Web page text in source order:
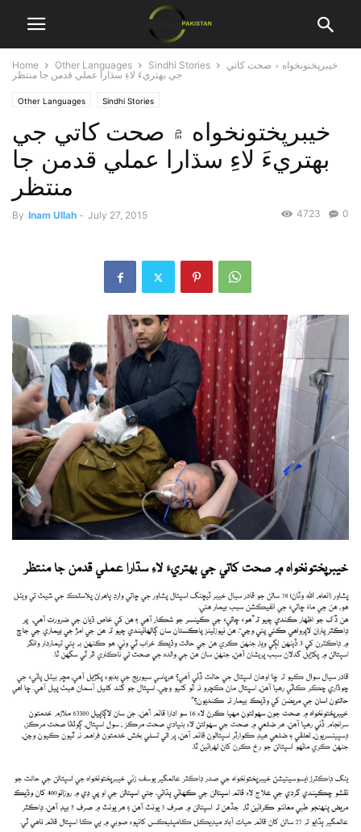
Home Other Languages Sindhi Stories
خيبرپختونخواه ۾ صحت کاتي
جي بهتريءَ لاءِ سڌارا عملي قدمن جا منتظر
Other Languages Sindhi Stories
خيبرپختونخواه ۾ صحت کاتي جي
بهتريءَ لاءِ سڌارا عملي قدمن جا
منتظر
By Inam Ullah - July 27, 2015 0
4723